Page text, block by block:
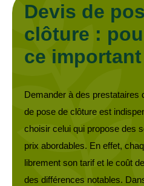
Devis de
clôture :
ce
Demander à des prestataires
de pose de clôture est
choisir celui qui propose des
prix abordables. En effet,
librement son tarif et le coût
des différences notables.